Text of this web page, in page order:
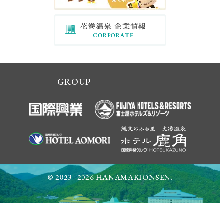
GROUP
© 2023–2026 HANAMAKIONSEN.